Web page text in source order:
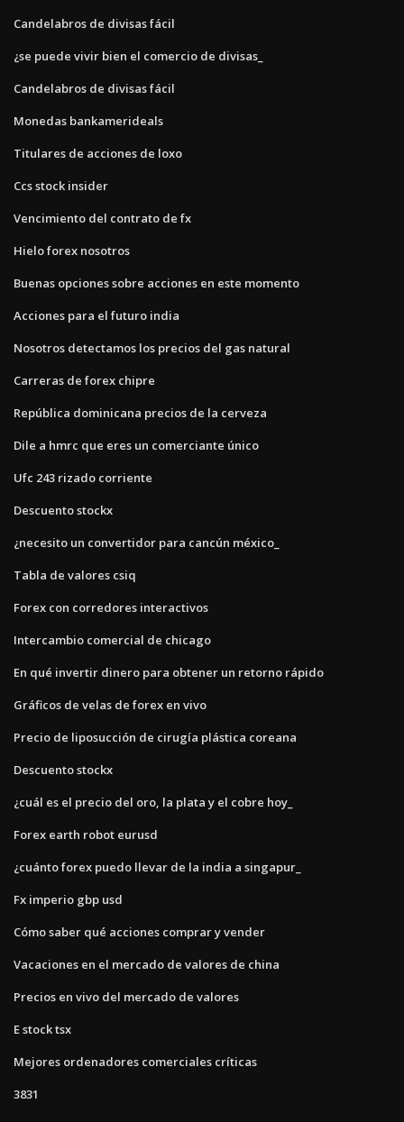
Candelabros de divisas fácil
¿se puede vivir bien el comercio de divisas_
Candelabros de divisas fácil
Monedas bankamerideals
Titulares de acciones de loxo
Ccs stock insider
Vencimiento del contrato de fx
Hielo forex nosotros
Buenas opciones sobre acciones en este momento
Acciones para el futuro india
Nosotros detectamos los precios del gas natural
Carreras de forex chipre
República dominicana precios de la cerveza
Dile a hmrc que eres un comerciante único
Ufc 243 rizado corriente
Descuento stockx
¿necesito un convertidor para cancún méxico_
Tabla de valores csiq
Forex con corredores interactivos
Intercambio comercial de chicago
En qué invertir dinero para obtener un retorno rápido
Gráficos de velas de forex en vivo
Precio de liposucción de cirugía plástica coreana
Descuento stockx
¿cuál es el precio del oro, la plata y el cobre hoy_
Forex earth robot eurusd
¿cuánto forex puedo llevar de la india a singapur_
Fx imperio gbp usd
Cómo saber qué acciones comprar y vender
Vacaciones en el mercado de valores de china
Precios en vivo del mercado de valores
E stock tsx
Mejores ordenadores comerciales críticas
3831